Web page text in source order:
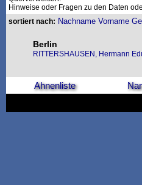
Hinweise oder Fragen zu den Daten
sortiert nach: Nachname Vorname
Berlin
RITTERSHAUSEN, Hermann
Ahnenliste